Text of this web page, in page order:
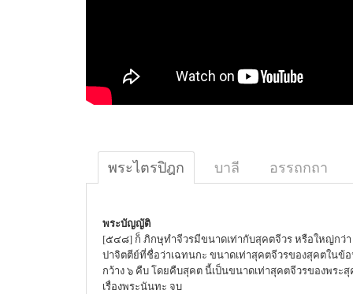
พระไตรปิฎก บาลี อรรถกถา
พระบัญญัติ
[๕๔๘] ก็ ภิกษุทำจีวรมีขนาดเท่ากับสุคตจีวร หรือใหญ่กว่า
ปาจิตตีย์ที่ชื่อว่าเฉทนกะ ขนาดเท่าสุคตจีวรของสุคตในข้
กว้าง ๖ คืบ โดยคืบสุคต นี้เป็นขนาดเท่าสุคตจีวรของพระ
เรื่องพระนันทะ จบ